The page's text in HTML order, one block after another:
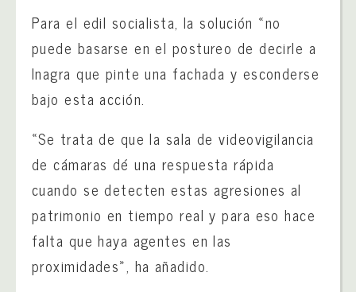
Para el edil socialista, la solución «no
puede basarse en el postureo de decirle a
Inagra que pinte una fachada y esconderse
bajo esta acción.
«Se trata de que la sala de videovigilancia
de cámaras dé una respuesta rápida
cuando se detecten estas agresiones al
patrimonio en tiempo real y para eso hace
falta que haya agentes en las
proximidades», ha añadido.